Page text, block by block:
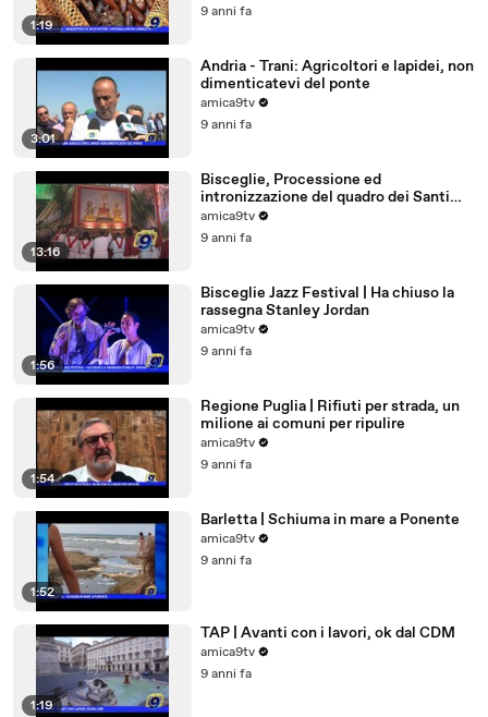
1:19
9 anni fa
3:01
Andria - Trani: Agricoltori e lapidei, non
dimenticatevi del ponte
amica9tv
9 anni fa
13:16
Bisceglie, Processione ed
intronizzazione del quadro dei Santi
Martiri
amica9tv
9 anni fa
1:56
Bisceglie Jazz Festival | Ha chiuso la
rassegna Stanley Jordan
amica9tv
9 anni fa
1:54
Regione Puglia | Rifiuti per strada, un
milione ai comuni per ripulire
amica9tv
9 anni fa
1:52
Barletta | Schiuma in mare a Ponente
amica9tv
9 anni fa
1:19
TAP | Avanti con i lavori, ok dal CDM
amica9tv
9 anni fa